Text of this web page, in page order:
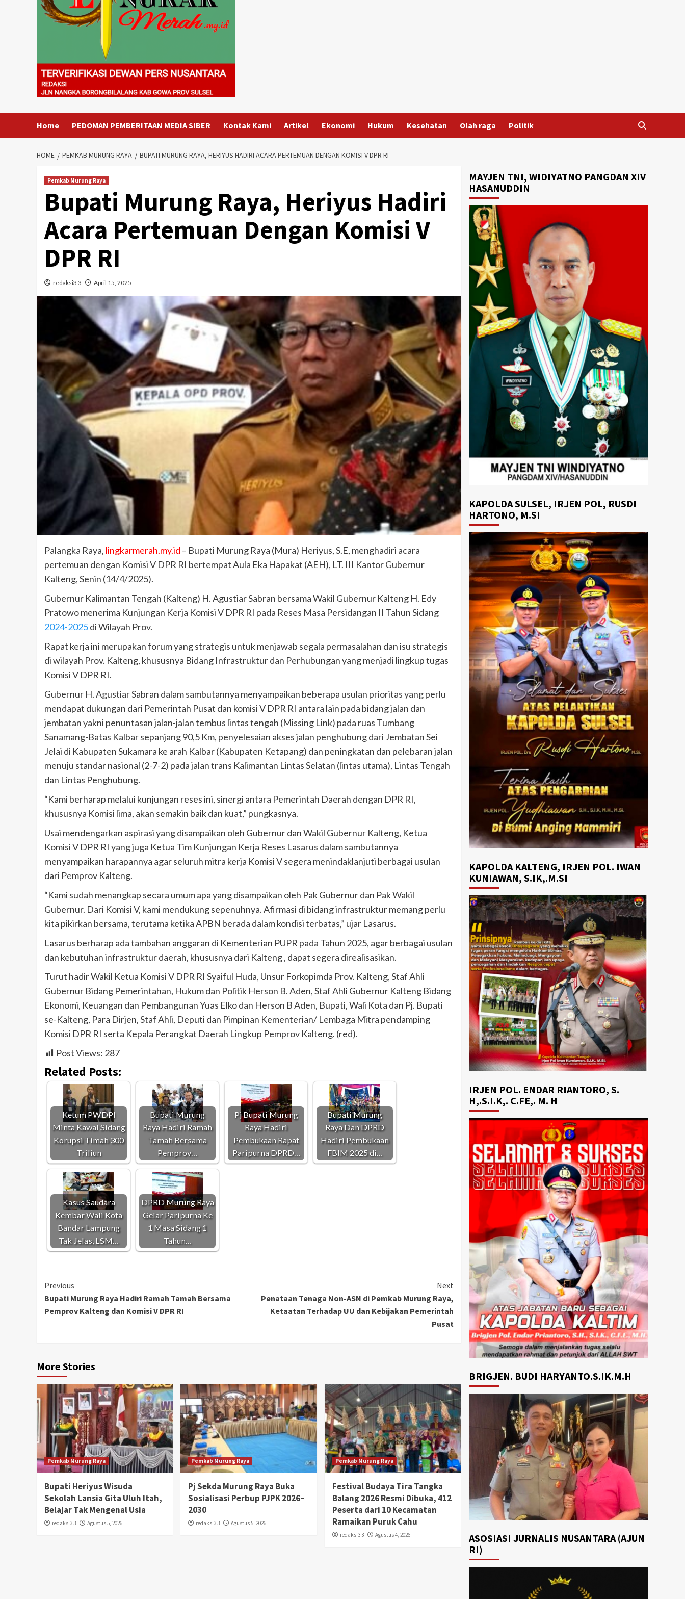
Home PEDOMAN PEMBERITAAN MEDIA SIBER Kontak Kami Artikel Ekonomi Hukum Kesehatan Olah raga Politik
HOME PEMKAB MURUNG RAYA BUPATI MURUNG RAYA, HERIYUS HADIRI ACARA PERTEMUAN DENGAN KOMISI V DPR RI
Pemkab Murung Raya
Bupati Murung Raya, Heriyus Hadiri
Acara Pertemuan Dengan Komisi V
DPR RI
redaksi3 3 April 15, 2025
Palangka Raya, lingkarmerah.my.id – Bupati Murung Raya (Mura) Heriyus, S.E, menghadiri acara
pertemuan dengan Komisi V DPR RI bertempat Aula Eka Hapakat (AEH), LT. III Kantor Gubernur
Kalteng, Senin (14/4/2025).
Gubernur Kalimantan Tengah (Kalteng) H. Agustiar Sabran bersama Wakil Gubernur Kalteng H. Edy
Pratowo menerima Kunjungan Kerja Komisi V DPR RI pada Reses Masa Persidangan II Tahun Sidang
2024-2025di Wilayah Prov.
Rapat kerja ini merupakan forum yang strategis untuk menjawab segala permasalahan dan isu strategis
di wilayah Prov. Kalteng, khususnya Bidang Infrastruktur dan Perhubungan yang menjadi lingkup tugas
Komisi V DPR RI.
Gubernur H. Agustiar Sabran dalam sambutannya menyampaikan beberapa usulan prioritas yang perlu
mendapat dukungan dari Pemerintah Pusat dan komisi V DPR RI antara lain pada bidang jalan dan
jembatan yakni penuntasan jalan-jalan tembus lintas tengah (Missing Link) pada ruas Tumbang
Sanamang-Batas Kalbar sepanjang 90,5 Km, penyelesaian akses jalan penghubung dari Jembatan Sei
Jelai di Kabupaten Sukamara ke arah Kalbar (Kabupaten Ketapang) dan peningkatan dan pelebaran jalan
menuju standar nasional (2-7-2) pada jalan trans Kalimantan Lintas Selatan (lintas utama), Lintas Tengah
dan Lintas Penghubung.
“Kami berharap melalui kunjungan reses ini, sinergi antara Pemerintah Daerah dengan DPR RI,
khususnya Komisi lima, akan semakin baik dan kuat,” pungkasnya.
Usai mendengarkan aspirasi yang disampaikan oleh Gubernur dan Wakil Gubernur Kalteng, Ketua
Komisi V DPR RI yang juga Ketua Tim Kunjungan Kerja Reses Lasarus dalam sambutannya
menyampaikan harapannya agar seluruh mitra kerja Komisi V segera menindaklanjuti berbagai usulan
dari Pemprov Kalteng.
“Kami sudah menangkap secara umum apa yang disampaikan oleh Pak Gubernur dan Pak Wakil
Gubernur. Dari Komisi V, kami mendukung sepenuhnya. Afirmasi di bidang infrastruktur memang perlu
kita pikirkan bersama, terutama ketika APBN berada dalam kondisi terbatas,” ujar Lasarus.
Lasarus berharap ada tambahan anggaran di Kementerian PUPR pada Tahun 2025, agar berbagai usulan
dan kebutuhan infrastruktur daerah, khususnya dari Kalteng , dapat segera direalisasikan.
Turut hadir Wakil Ketua Komisi V DPR RI Syaiful Huda, Unsur Forkopimda Prov. Kalteng, Staf Ahli
Gubernur Bidang Pemerintahan, Hukum dan Politik Herson B. Aden, Staf Ahli Gubernur Kalteng Bidang
Ekonomi, Keuangan dan Pembangunan Yuas Elko dan Herson B Aden, Bupati, Wali Kota dan Pj. Bupati
se-Kalteng, Para Dirjen, Staf Ahli, Deputi dan Pimpinan Kementerian/ Lembaga Mitra pendamping
Komisi DPR RI serta Kepala Perangkat Daerah Lingkup Pemprov Kalteng. (red).
Post Views: 287
Related Posts:
Ketum PWDPI
Minta Kawal Sidang
Korupsi Timah 300
Triliun
Bupati Murung
Raya Hadiri Ramah
Tamah Bersama
Pemprov…
Pj Bupati Murung
Raya Hadiri
Pembukaan Rapat
Paripurna DPRD…
Bupati Murung
Raya Dan DPRD
Hadiri Pembukaan
FBIM 2025 di…
Kasus Saudara
Kembar Wali Kota
Bandar Lampung
Tak Jelas, LSM…
DPRD Murung Raya
Gelar Paripurna Ke
1 Masa Sidang 1
Tahun…
Continue
Reading
Previous
Bupati Murung Raya Hadiri Ramah Tamah Bersama
Pemprov Kalteng dan Komisi V DPR RI
Next
Penataan Tenaga Non-ASN di Pemkab Murung Raya,
Ketaatan Terhadap UU dan Kebijakan Pemerintah
Pusat
More Stories
Pemkab Murung Raya
Bupati Heriyus Wisuda
Sekolah Lansia Gita Uluh Itah,
Belajar Tak Mengenal Usia
redaksi3 3 Agustus 5, 2026
Pemkab Murung Raya
Pj Sekda Murung Raya Buka
Sosialisasi Perbup PJPK 2026–
2030
redaksi3 3 Agustus 5, 2026
Pemkab Murung Raya
Festival Budaya Tira Tangka
Balang 2026 Resmi Dibuka, 412
Peserta dari 10 Kecamatan
Ramaikan Puruk Cahu
redaksi3 3 Agustus 4, 2026
MAYJEN TNI, WIDIYATNO PANGDAN XIV
HASANUDDIN
KAPOLDA SULSEL, IRJEN POL, RUSDI
HARTONO, M.SI
KAPOLDA KALTENG, IRJEN POL. IWAN
KUNIAWAN, S.IK,.M.SI
IRJEN POL. ENDAR RIANTORO, S.
H,.S.I.K,. C.FE,. M. H
BRIGJEN. BUDI HARYANTO.S.IK.M.H
ASOSIASI JURNALIS NUSANTARA (AJUN
RI)